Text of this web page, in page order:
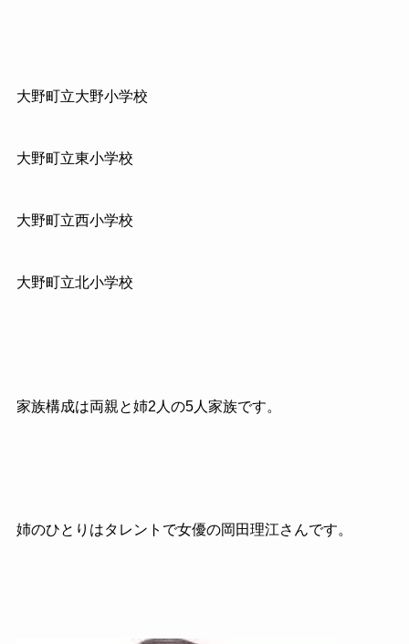
大野町立大野小学校
大野町立東小学校
大野町立西小学校
大野町立北小学校
家族構成は両親と姉2人の5人家族です。
姉のひとりはタレントで女優の岡田理江さんです。